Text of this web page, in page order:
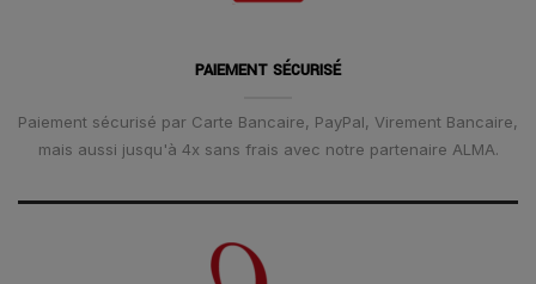
PAIEMENT SÉCURISÉ
Paiement sécurisé par Carte Bancaire, PayPal, Virement Bancaire,
mais aussi jusqu'à 4x sans frais avec notre partenaire ALMA.